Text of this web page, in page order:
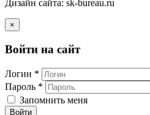
Дизайн сайта: sk-bureau.ru
×
Войти на сайт
Логин *
Пароль *
Запомнить меня
Войти